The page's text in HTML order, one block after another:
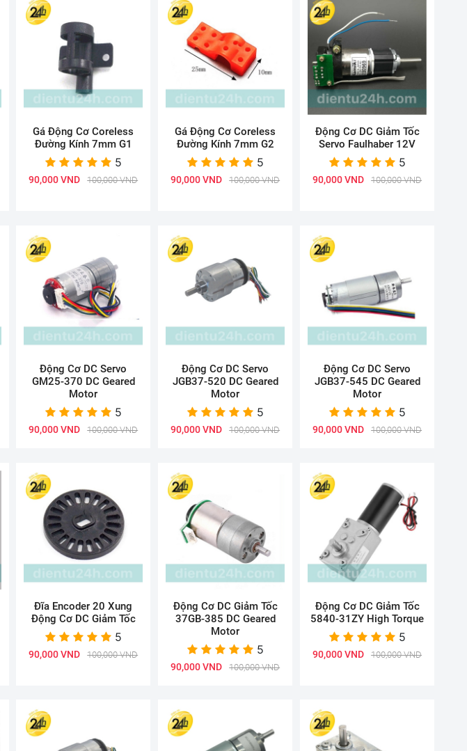
Gá Động Cơ Coreless
Đường Kính 7mm G1
5
90,000 VND 100,000 VND
Gá Động Cơ Coreless
Đường Kính 7mm G2
5
90,000 VND 100,000 VND
Động Cơ DC Giảm Tốc
Servo Faulhaber 12V
5
90,000 VND 100,000 VND
Động Cơ DC Servo
GM25-370 DC Geared
Motor
5
90,000 VND 100,000 VND
Động Cơ DC Servo
JGB37-520 DC Geared
Motor
5
90,000 VND 100,000 VND
Động Cơ DC Servo
JGB37-545 DC Geared
Motor
5
90,000 VND 100,000 VND
Đĩa Encoder 20 Xung
Động Cơ DC Giảm Tốc
5
90,000 VND 100,000 VND
Động Cơ DC Giảm Tốc
37GB-385 DC Geared
Motor
5
90,000 VND 100,000 VND
Động Cơ DC Giảm Tốc
5840-31ZY High Torque
5
90,000 VND 100,000 VND